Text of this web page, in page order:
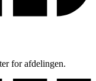
for afdelingen.